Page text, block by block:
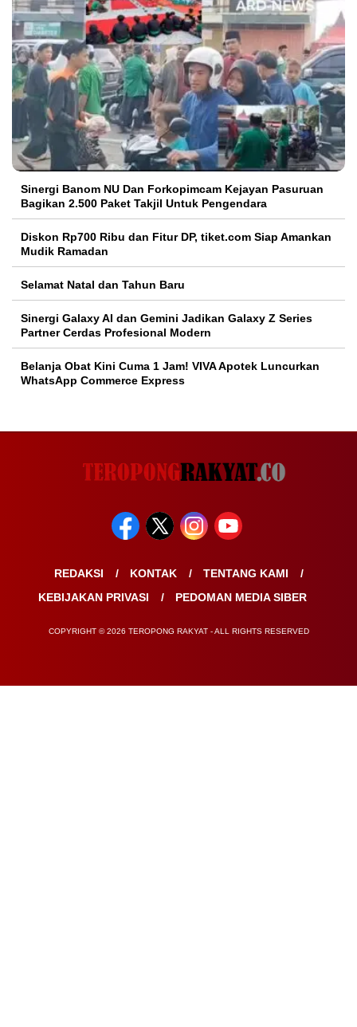
Sinergi Banom NU Dan Forkopimcam Kejayan Pasuruan
Bagikan 2.500 Paket Takjil Untuk Pengendara
Diskon Rp700 Ribu dan Fitur DP, tiket.com Siap Amankan
Mudik Ramadan
Selamat Natal dan Tahun Baru
Sinergi Galaxy AI dan Gemini Jadikan Galaxy Z Series
Partner Cerdas Profesional Modern
Belanja Obat Kini Cuma 1 Jam! VIVA Apotek Luncurkan
WhatsApp Commerce Express
REDAKSI KONTAK
TENTANG KAMI
KEBIJAKAN PRIVASI
PEDOMAN MEDIA SIBER
COPYRIGHT © 2026 TEROPONG RAKYAT - ALL RIGHTS RESERVED